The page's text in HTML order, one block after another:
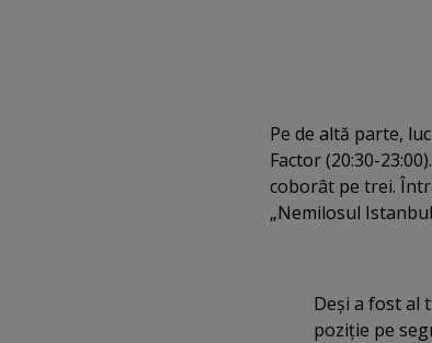
Pe de altă parte,
Factor (20:30-
coborât pe trei.
„Nemilosul
Deşi a fost al
poziţie pe